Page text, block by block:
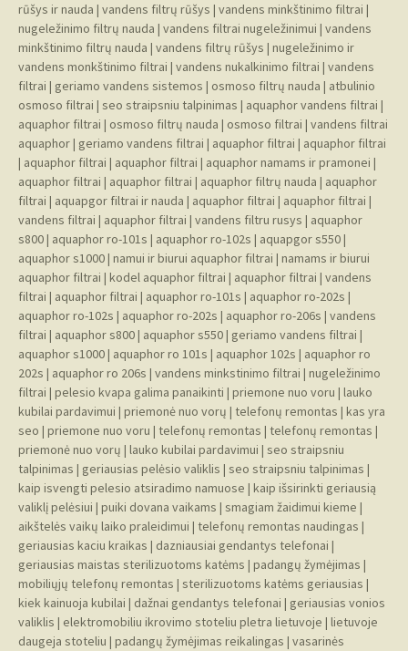
rūšys ir nauda | vandens filtrų rūšys | vandens minkštinimo filtrai |
nugeležinimo filtrų nauda | vandens filtrai nugeležinimui | vandens
minkštinimo filtrų nauda | vandens filtrų rūšys | nugeležinimo ir
vandens monkštinimo filtrai | vandens nukalkinimo filtrai | vandens
filtrai | geriamo vandens sistemos | osmoso filtrų nauda | atbulinio
osmoso filtrai | seo straipsniu talpinimas | aquaphor vandens filtrai |
aquaphor filtrai | osmoso filtrų nauda | osmoso filtrai | vandens filtrai
aquaphor| geriamo vandens filtrai | aquaphor filtrai | aquaphor filtrai
| aquaphor filtrai | aquaphor filtrai | aquaphor namams ir pramonei |
aquaphor filtrai | aquaphor filtrai | aquaphor filtrų nauda | aquaphor
filtrai | aquapgor filtrai ir nauda | aquaphor filtrai | aquaphor filtrai |
vandens filtrai | aquaphor filtrai | vandens filtru rusys | aquaphor
s800| aquaphor ro-101s | aquaphor ro-102s | aquapgor s550|
aquaphor s1000| namui ir biurui aquaphor filtrai | namams ir biurui
aquaphor filtrai | kodel aquaphor filtrai | aquaphor filtrai | vandens
filtrai | aquaphor filtrai | aquaphor ro-101s | aquaphor ro-202s |
aquaphor ro-102s | aquaphor ro-202s | aquaphor ro-206s | vandens
filtrai | aquaphor s800| aquaphor s550| geriamo vandens filtrai |
aquaphor s1000| aquaphor ro 101s | aquaphor 102s | aquaphor ro
202s | aquaphor ro 206s | vandens minkstinimo filtrai | nugeležinimo
filtrai | pelesio kvapa galima panaikinti | priemone nuo voru | lauko
kubilai pardavimui | priemonė nuo vorų | telefonų remontas | kas yra
seo | priemone nuo voru | telefonų remontas | telefonų remontas |
priemonė nuo vorų | lauko kubilai pardavimui | seo straipsniu
talpinimas | geriausias pelėsio valiklis | seo straipsniu talpinimas |
kaip isvengti pelesio atsiradimo namuose | kaip išsirinkti geriausią
valiklį pelėsiui | puiki dovana vaikams | smagiam žaidimui kieme |
aikštelės vaikų laiko praleidimui | telefonų remontas naudingas |
geriausias kaciu kraikas | dazniausiai gendantys telefonai |
geriausias maistas sterilizuotoms katėms | padangų žymėjimas |
mobiliųjų telefonų remontas | sterilizuotoms katėms geriausias |
kiek kainuoja kubilai | dažnai gendantys telefonai | geriausias vonios
valiklis | elektromobiliu ikrovimo stoteliu pletra lietuvoje | lietuvoje
daugeja stoteliu | padangų žymėjimas reikalingas | vasarinės